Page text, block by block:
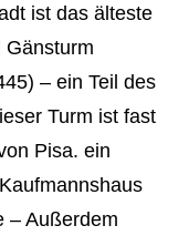
ist das älteste
Gänsturm
– ein Teil des
Turm ist fast
Pisa. ein
– Außerdem